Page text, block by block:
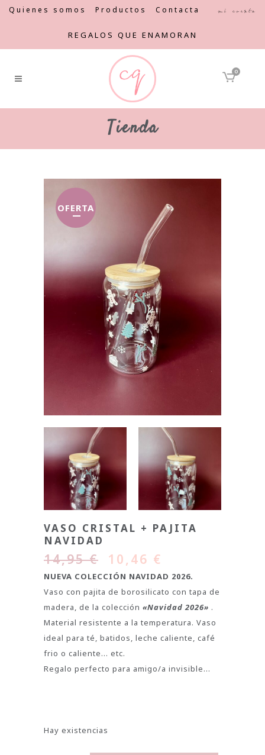
Quienes somos Productos Contacta Mi cuenta
REGALOS QUE ENAMORAN
0
Tienda
OFERTA
VASO CRISTAL + PAJITA
NAVIDAD
14,95€ 10,46 €
NUEVA COLECCIÓN NAVIDAD 2026.
Vaso con pajita de borosilicato con tapa de
madera, de la colección «Navidad 2026» .
Material resistente a la temperatura. Vaso
ideal para té, batidos, leche caliente, café
frio o caliente… etc.
Regalo perfecto para amigo/a invisible…
Hay existencias